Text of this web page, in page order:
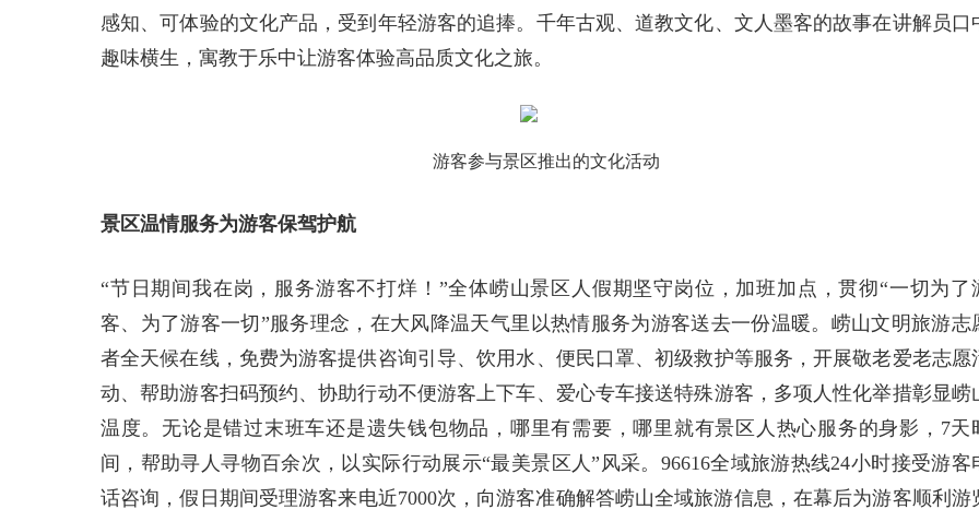
感知、可体验的文化产品，受到年轻游客的追捧。千年古观、道教文化、文人墨客的故事在讲解员口
趣味横生，寓教于乐中让游客体验高品质文化之旅。
游客参与景区推出的文化活动
景区温情服务为游客保驾护航
“节日期间我在岗，服务游客不打烊！”全体崂山景区人假期坚守岗位，加班加点，贯彻“一切为了
客、为了游客一切”服务理念，在大风降温天气里以热情服务为游客送去一份温暖。崂山文明旅游志
者全天候在线，免费为游客提供咨询引导、饮用水、便民口罩、初级救护等服务，开展敬老爱老志愿
动、帮助游客扫码预约、协助行动不便游客上下车、爱心专车接送特殊游客，多项人性化举措彰显崂
温度。无论是错过末班车还是遗失钱包物品，哪里有需要，哪里就有景区人热心服务的身影，7天
间，帮助寻人寻物百余次，以实际行动展示“最美景区人”风采。96616全域旅游热线24小时接受游客
话咨询，假日期间受理游客来电近7000次，向游客准确解答崂山全域旅游信息，在幕后为游客顺利游